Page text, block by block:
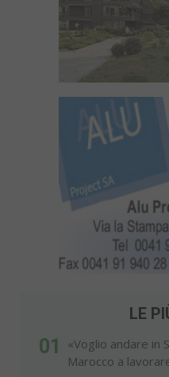
LE
01
«Voglio andare in
Marocco a